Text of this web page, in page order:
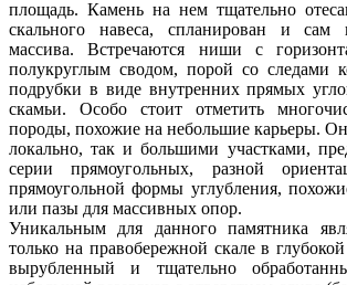
площадь. Камень на нем тщательно
скального навеса, спланирован и
массива. Встречаются ниши с
полукруглым сводом, порой со следами
подрубки в виде внутренних прямых
скамьи. Особо стоит отметить
породы, похожие на небольшие карьеры.
локально, так и большими участками,
серии прямоугольных, разной
прямоугольной формы углубления,
или пазы для массивных опор.
Уникальным для данного памятника
только на правобережной скале в
вырубленный и тщательно